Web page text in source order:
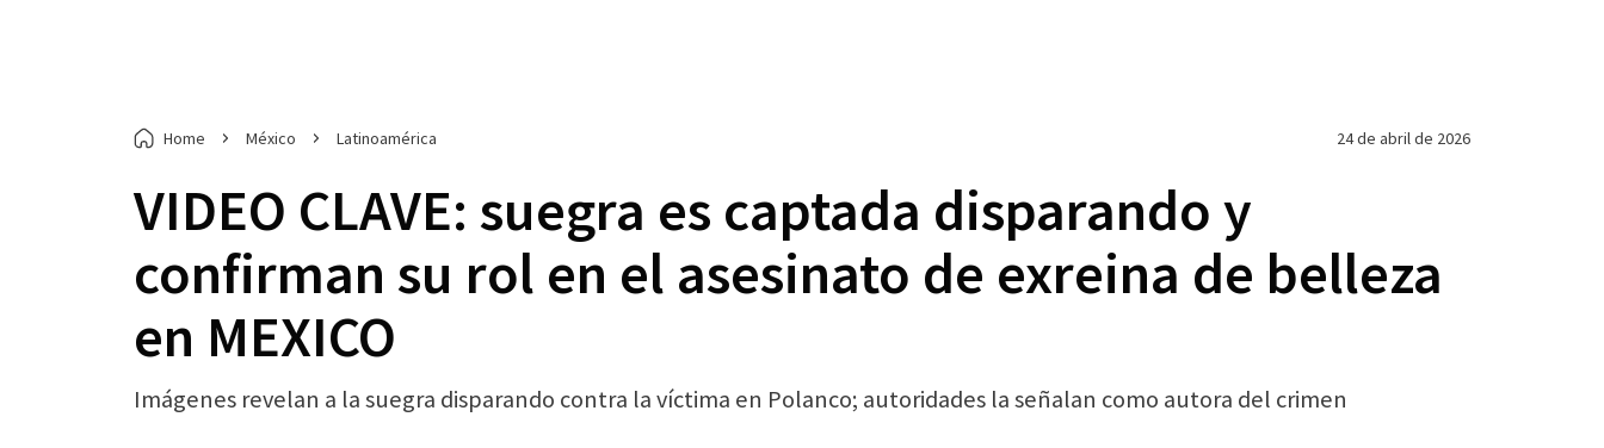
Home México Latinoamérica 24 de abril de 2026
VIDEO CLAVE: suegra es captada disparando y
confirman su rol en el asesinato de exreina de belleza
en MEXICO
Imágenes revelan a la suegra disparando contra la víctima en Polanco; autoridades la señalan como autora del crimen